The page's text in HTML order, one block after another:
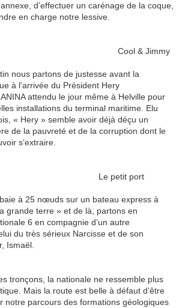
d’effectuer un carénage de la coque,
en charge notre lessive.
& Jimmy
nous partons de justesse avant la
à l’arrivée du Président Hery
attendu le jour même à Helville pour
installations du terminal maritime. Elu
« Hery » semble avoir déjà déçu un
de la pauvreté et de la corruption dont le
s’extraire.
port
à 25 nœuds sur un bateau express à
grande terre » et de là, partons en
6 en compagnie d’un autre
du très sérieux Narcisse et de son
Ismaël.
tronçons, la nationale ne ressemble plus
Mais la route est belle à défaut d’être
notre parcours des formations géologiques